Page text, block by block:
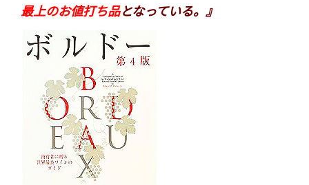
最上のお値打ち品となっている。』